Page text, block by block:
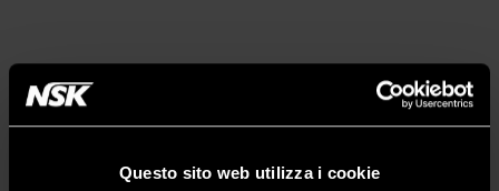
Questo sito web utilizza i cookie